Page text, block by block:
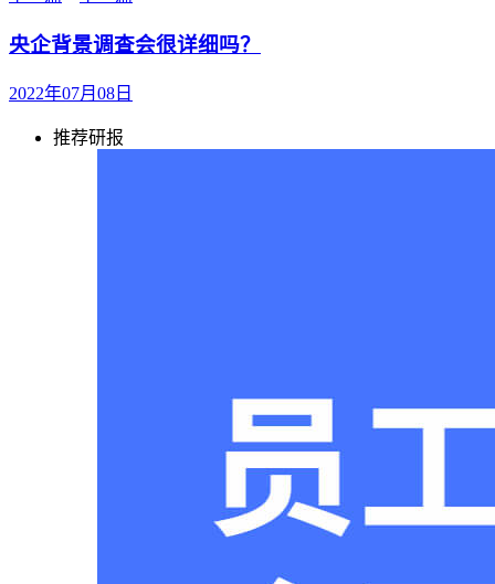
央企背景调查会很详细吗？
2022年07月08日
推荐研报